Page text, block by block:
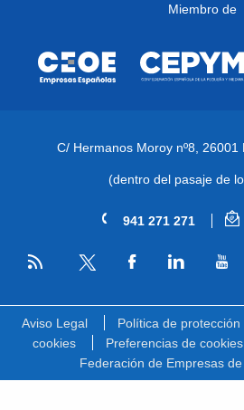
Miembro de
C/ Hermanos Moroy nº8, 26001
(dentro del pasaje de
941 271 271
RSS
Aviso Legal Política de
cookies
Preferencias de cookies
Federación de Empresas